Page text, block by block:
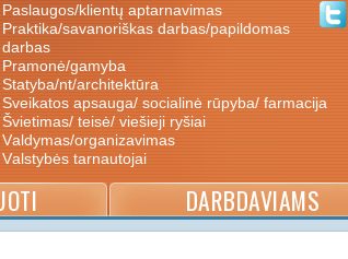
paslaugos/klientų aptarnavimas
praktika/savanoriškas darbas/papildomas
darbas
pramonė/gamyba
statyba/nt/architektūra
sveikatos apsauga/ socialinė rūpyba/ farmacija
švietimas/ teisė/ viešieji ryšiai
valdymas/organizavimas
valstybės tarnautojai
DARBDAVIAMS